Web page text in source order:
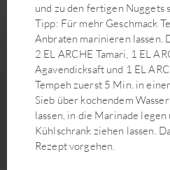
Maki Sushi
Mango Sweet Chili Rolls
Matcha Latte
Matcha Smoothie
Matcha-Energie-Kugeln
Matcha-Grüntee-Eis
Milchreis mit Kirschen-
Miso Kraftbrühe mit Shiitake
und zu den fertigen Nuggets
Tipp: Für mehr Geschmack
Anbraten marinieren lassen.
2 EL ARCHE Tamari, 1 EL
Agavendicksaft und 1 EL
Tempeh zuerst 5 Min. in
Sieb über kochendem
lassen, in die Marinade
Kühlschrank ziehen lassen.
Rezept vorgehen.